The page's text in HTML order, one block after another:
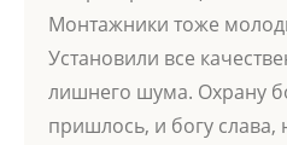
Монтажники тоже
Установили все
лишнего шума. Охрану
пришлось, и богу слава,